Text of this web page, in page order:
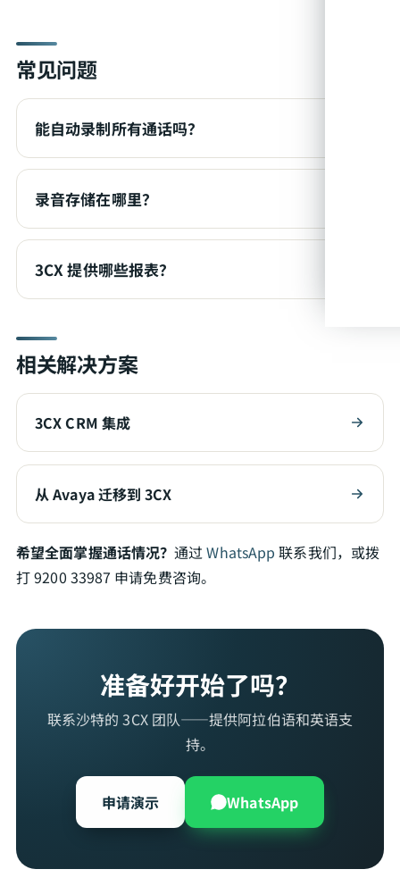
常见问题
能自动录制所有通话吗？
录音存储在哪里？
3CX 提供哪些报表？
相关解决方案
3CX CRM 集成
从 Avaya 迁移到 3CX
希望全面掌握通话情况？通过WhatsApp 联系我们，或拨
打 9200 33987 申请免费咨询。
准备好开始了吗？
联系沙特的 3CX 团队——提供阿拉伯语和英语支
持。
申请演示 WhatsApp